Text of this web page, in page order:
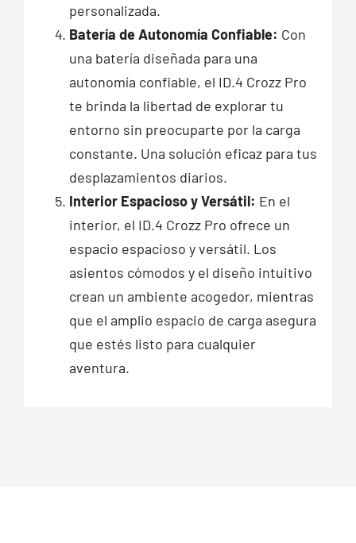
personalizada.
Batería de Autonomía Confiable: Con
una batería diseñada para una
autonomía confiable, el ID.4 Crozz Pro
te brinda la libertad de explorar tu
entorno sin preocuparte por la carga
constante. Una solución eficaz para tus
desplazamientos diarios.
Interior Espacioso y Versátil: En el
interior, el ID.4 Crozz Pro ofrece un
espacio espacioso y versátil. Los
asientos cómodos y el diseño intuitivo
crean un ambiente acogedor, mientras
que el amplio espacio de carga asegura
que estés listo para cualquier
aventura.